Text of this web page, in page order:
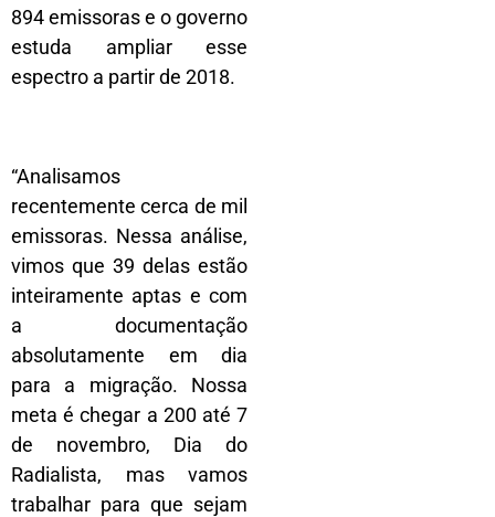
894 emissoras e o governo
estuda ampliar esse
espectro a partir de 2018.
“Analisamos
recentemente cerca de mil
emissoras. Nessa análise,
vimos que 39 delas estão
inteiramente aptas e com
a documentação
absolutamente em dia
para a migração. Nossa
meta é chegar a 200 até 7
de novembro, Dia do
Radialista, mas vamos
trabalhar para que sejam